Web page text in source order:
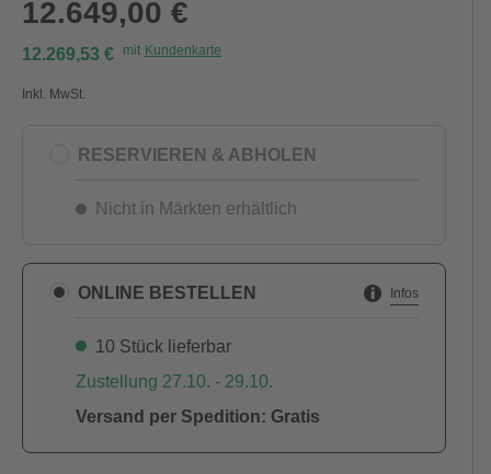
12.649,00 €
12.269,53 € mit Kundenkarte
Inkl. MwSt.
RESERVIEREN & ABHOLEN
Nicht in Märkten erhältlich
ONLINE BESTELLEN Infos
10 Stück lieferbar
Zustellung 27.10. - 29.10.
Versand per Spedition: Gratis